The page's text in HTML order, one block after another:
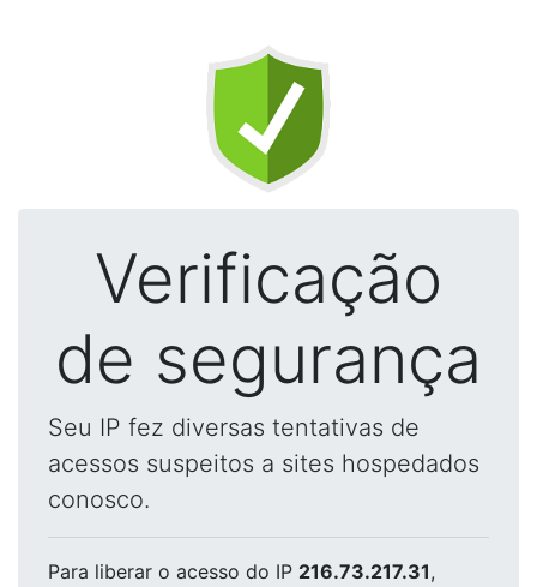
Verificação
de segurança
Seu IP fez diversas tentativas de
acessos suspeitos a sites hospedados
conosco.
Para liberar o acesso do IP 216.73.217.31,